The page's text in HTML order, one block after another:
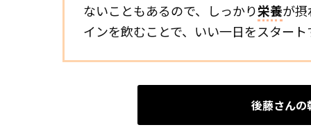
ないこともあるので、しっかり栄養が
インを飲むことで、いい一日をスター
後藤さんの